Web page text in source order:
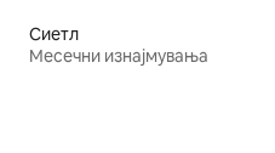
Сиетл
Месечни изнајмувања